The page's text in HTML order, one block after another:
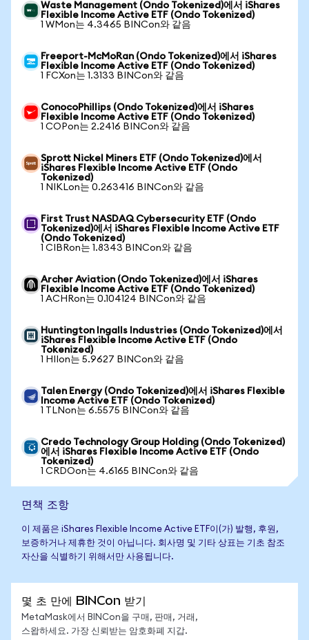
Waste Management (Ondo Tokenized)에서 iShares
Flexible Income Active ETF (Ondo Tokenized)
1 WMon는 4.3465 BINCon와 같음
Freeport-McMoRan (Ondo Tokenized)에서 iShares
Flexible Income Active ETF (Ondo Tokenized)
1 FCXon는 1.3133 BINCon와 같음
ConocoPhillips (Ondo Tokenized)에서 iShares
Flexible Income Active ETF (Ondo Tokenized)
1 COPon는 2.2416 BINCon와 같음
Sprott Nickel Miners ETF (Ondo Tokenized)에서
iShares Flexible Income Active ETF (Ondo
Tokenized)
1 NIKLon는 0.263416 BINCon와 같음
First Trust NASDAQ Cybersecurity ETF (Ondo
Tokenized)에서 iShares Flexible Income Active ETF
(Ondo Tokenized)
1 CIBRon는 1.8343 BINCon와 같음
Archer Aviation (Ondo Tokenized)에서 iShares
Flexible Income Active ETF (Ondo Tokenized)
1 ACHRon는 0.104124 BINCon와 같음
Huntington Ingalls Industries (Ondo Tokenized)에서
iShares Flexible Income Active ETF (Ondo
Tokenized)
1 HIIon는 5.9627 BINCon와 같음
Talen Energy (Ondo Tokenized)에서 iShares Flexible
Income Active ETF (Ondo Tokenized)
1 TLNon는 6.5575 BINCon와 같음
Credo Technology Group Holding (Ondo Tokenized)
에서 iShares Flexible Income Active ETF (Ondo
Tokenized)
1 CRDOon는 4.6165 BINCon와 같음
면책 조항
이 제품은 iShares Flexible Income Active ETF이(가) 발행, 후원,
보증하거나 제휴한 것이 아닙니다. 회사명 및 기타 상표는 기초 참조
자산을 식별하기 위해서만 사용됩니다.
몇 초 만에 BINCon 받기
MetaMask에서 BINCon을 구매, 판매, 거래,
스왑하세요. 가장 신뢰받는 암호화폐 지갑.